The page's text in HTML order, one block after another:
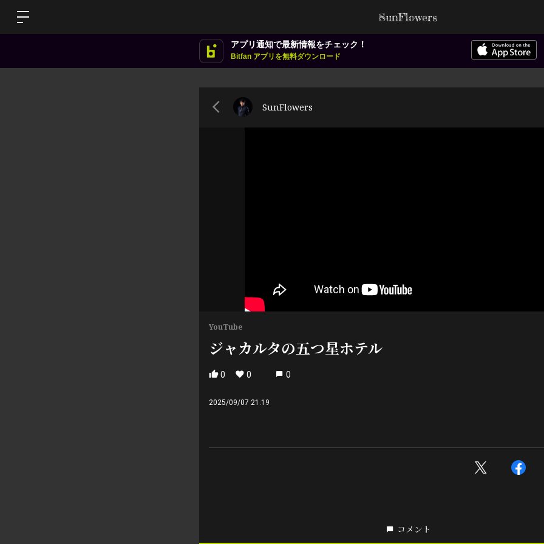
SunFlowers
アプリ通知で最新情報をチェック！
Bitfan アプリを無料ダウンロード
SunFlowers
YouTube
ジャカルタの五つ星ホテル
0 0 0
2025/09/07 21:19
コメント